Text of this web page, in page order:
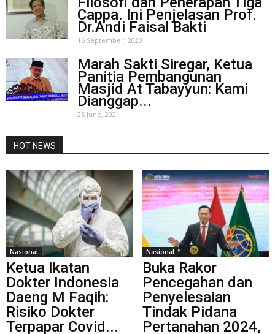
Cappa. Ini Penjelasan Prof.
Dr.Andi Faisal Bakti
16 September, 2020
Marah Sakti Siregar, Ketua
Panitia Pembangunan
Masjid At Tabayyun: Kami
Dianggap...
25 June, 2021
HOT NEWS
Nasional
Ketua Ikatan
Dokter Indonesia
Daeng M Faqih:
Risiko Dokter
Terpapar Covid...
Nasional
Buka Rakor
Pencegahan dan
Penyelesaian
Tindak Pidana
Pertanahan 2024,